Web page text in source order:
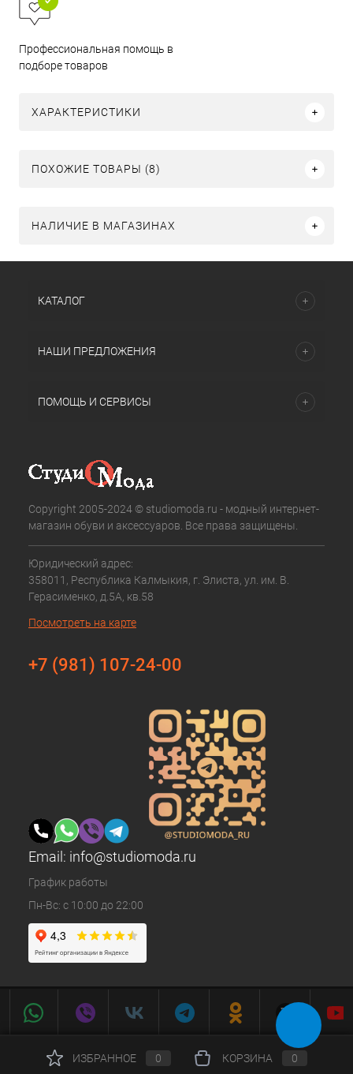
Профессиональная помощь в
подборе товаров
ХАРАКТЕРИСТИКИ
ПОХОЖИЕ ТОВАРЫ (8)
НАЛИЧИЕ В МАГАЗИНАХ
КАТАЛОГ
НАШИ ПРЕДЛОЖЕНИЯ
ПОМОЩЬ И СЕРВИСЫ
Copyright 2005-2024 © studiomoda.ru - модный интернет-
магазин обуви и аксессуаров. Все права защищены.
Юридический адрес:
358011, Республика Калмыкия, г. Элиста, ул. им. В.
Герасименко, д.5А, кв.58
Посмотреть на карте
+7 (981) 107-24-00
Email: info@studiomoda.ru
График работы
Пн-Вс: с 10:00 до 22:00
ИЗБРАННОЕ 0 КОРЗИНА 0